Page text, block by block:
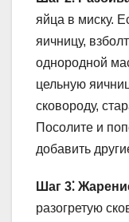
яйца в миску.
яичницу,
однородной
цельную
сковороду,
Посолите и
добавить
Шаг 3⁚
разогретую